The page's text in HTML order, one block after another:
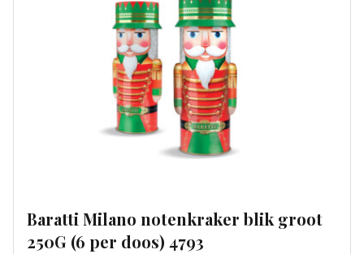
Baratti Milano notenkraker blik groot
250G (6 per doos) 4793